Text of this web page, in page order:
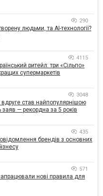
290
людьми, та AI-технології?
4115
ритейл: три «Сільпо»
супермаркетів
3048
став найпопулярнішою
заяв — рекордна за 5 років
435
брендів з основних
571
нові правила для